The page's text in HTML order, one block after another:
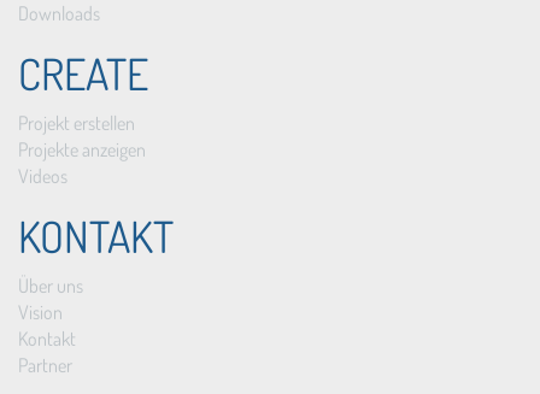
Downloads
CREATE
Projekt erstellen
Projekte anzeigen
Videos
KONTAKT
Über uns
Vision
Kontakt
Partner